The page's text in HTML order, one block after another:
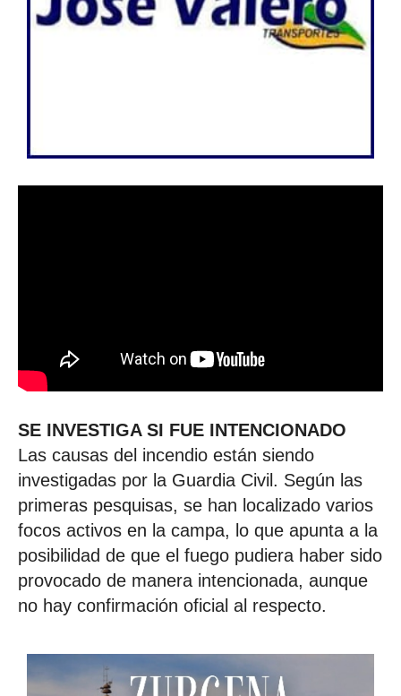
SE INVESTIGA SI FUE INTENCIONADO
Las causas del incendio están siendo
investigadas por la Guardia Civil. Según las
primeras pesquisas, se han localizado varios
focos activos en la campa, lo que apunta a la
posibilidad de que el fuego pudiera haber sido
provocado de manera intencionada, aunque
no hay confirmación oficial al respecto.